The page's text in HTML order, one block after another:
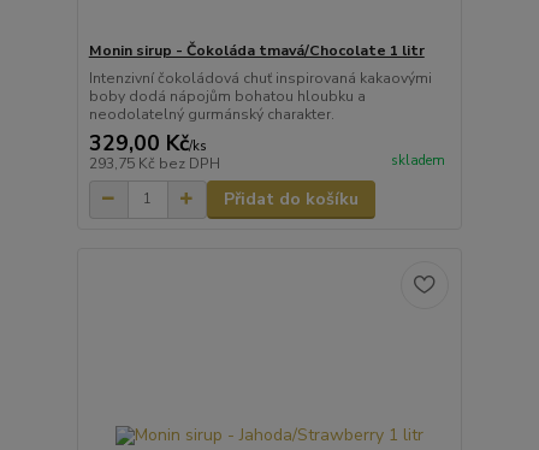
Monin sirup - Čokoláda tmavá/Chocolate 1 litr
Intenzivní čokoládová chuť inspirovaná kakaovými
boby dodá nápojům bohatou hloubku a
neodolatelný gurmánský charakter.
329,00 Kč/ks
293,75 Kč bez DPH skladem
Přidat do košíku